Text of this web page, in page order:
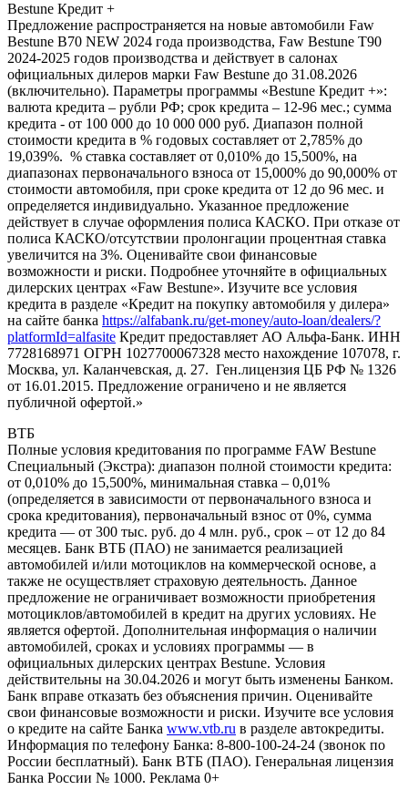
Bestune Кредит +
Предложение распространяется на новые автомобили Faw
Bestune B70 NEW 2024 года производства, Faw Bestune T90
2024-2025 годов производства и действует в салонах
официальных дилеров марки Faw Bestune до 31.08.2026
(включительно). Параметры программы «Bestune Кредит +»:
валюта кредита – рубли РФ; срок кредита – 12-96 мес.; сумма
кредита - от 100 000 до 10 000 000 руб. Диапазон полной
стоимости кредита в % годовых составляет от 2,785% до
19,039%. % ставка составляет от 0,010% до 15,500%, на
диапазонах первоначального взноса от 15,000% до 90,000% от
стоимости автомобиля, при сроке кредита от 12 до 96 мес. и
определяется индивидуально. Указанное предложение
действует в случае оформления полиса КАСКО. При отказе от
полиса КАСКО/отсутствии пролонгации процентная ставка
увеличится на 3%. Оценивайте свои финансовые
возможности и риски. Подробнее уточняйте в официальных
дилерских центрах «Faw Bestune». Изучите все условия
кредита в разделе «Кредит на покупку автомобиля у дилера»
на сайте банка https://alfabank.ru/get-money/auto-loan/dealers/?
platformId=alfasite Кредит предоставляет АО Альфа-Банк. ИНН
7728168971 ОГРН 1027700067328 место нахождение 107078, г.
Москва, ул. Каланчевская, д. 27. Ген.лицензия ЦБ РФ № 1326
от 16.01.2015. Предложение ограничено и не является
публичной офертой.»
ВТБ
Полные условия кредитования по программе FAW Bestune
Специальный (Экстра): диапазон полной стоимости кредита:
от 0,010% до 15,500%, минимальная ставка – 0,01%
(определяется в зависимости от первоначального взноса и
срока кредитования), первоначальный взнос от 0%, сумма
кредита — от 300 тыс. руб. до 4 млн. руб., срок – от 12 до 84
месяцев. Банк ВТБ (ПАО) не занимается реализацией
автомобилей и/или мотоциклов на коммерческой основе, а
также не осуществляет страховую деятельность. Данное
предложение не ограничивает возможности приобретения
мотоциклов/автомобилей в кредит на других условиях. Не
является офертой. Дополнительная информация о наличии
автомобилей, сроках и условиях программы — в
официальных дилерских центрах Bestune. Условия
действительны на 30.04.2026 и могут быть изменены Банком.
Банк вправе отказать без объяснения причин. Оценивайте
свои финансовые возможности и риски. Изучите все условия
о кредите на сайте Банка www.vtb.ru в разделе автокредиты.
Информация по телефону Банка: 8-800-100-24-24 (звонок по
России бесплатный). Банк ВТБ (ПАО). Генеральная лицензия
Банка России № 1000. Реклама 0+